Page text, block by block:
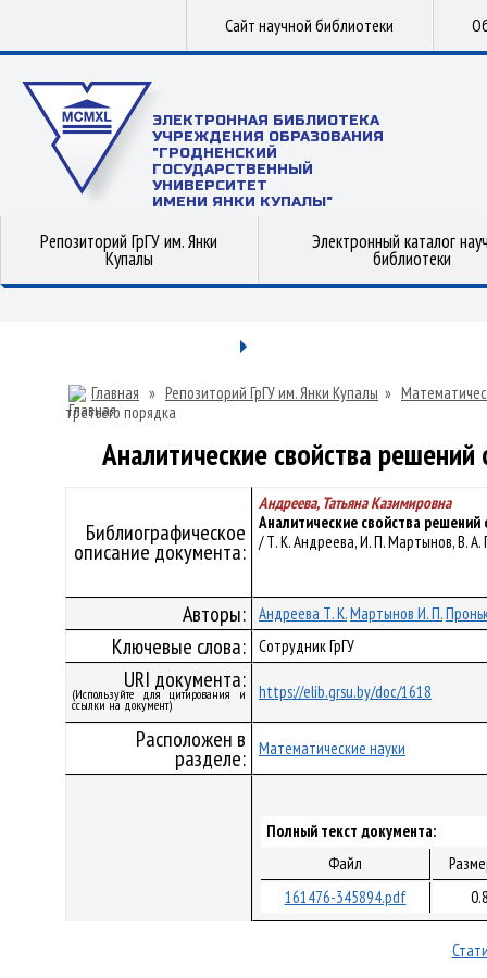
Сайт научной библиотеки
ЭЛЕКТРОННАЯ БИБЛИОТЕКА
УЧРЕЖДЕНИЯ ОБРАЗОВАНИЯ
"ГРОДНЕНСКИЙ
ГОСУДАРСТВЕННЫЙ
УНИВЕРСИТЕТ
ИМЕНИ ЯНКИ КУПАЛЫ"
Репозиторий ГрГУ им. Янки
Купалы
Электронный каталог
библиотеки
Главная » Репозиторий ГрГУ им. Янки Купалы »
третьего порядка
Аналитические свойства
Библиографическое
описание документа:
Андреева, Татьяна Казимировна
Аналитические свойства
/ Т. К. Андреева, И. П. Мартынов, В.
Авторы: Андреева Т. К.Мартынов И. П.
Ключевые слова: Сотрудник ГрГУ
URI документа:
(Используйте для цитирования и
ссылки на документ)
https://elib.grsu.by/doc/1618
Расположен в
разделе: Математические науки
Полный текст документа:
Файл
161476-345894.pdf